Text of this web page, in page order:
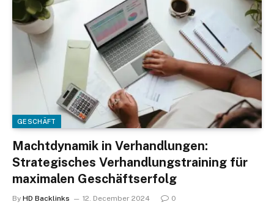
GESCHÄFT
Machtdynamik in Verhandlungen:
Strategisches Verhandlungstraining für
maximalen Geschäftserfolg
By HD Backlinks 12. December 2024 0